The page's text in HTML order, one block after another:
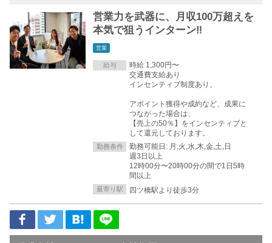
営業力を武器に、月収100万超えを
本気で狙うインターン‼︎
営業
給与
時給 1,300円〜
交通費支給あり
インセンティブ制度あり。
アポイント獲得や成約など、成果に
つながった場合は、
【売上の50％】をインセンティブと
して還元しております。
勤務条件
勤務可能日: 月,火,水,木,金,土,日
週3日以上
12時00分〜20時00分の間で1日5時
間以上
最寄り駅 四ツ橋駅より徒歩3分